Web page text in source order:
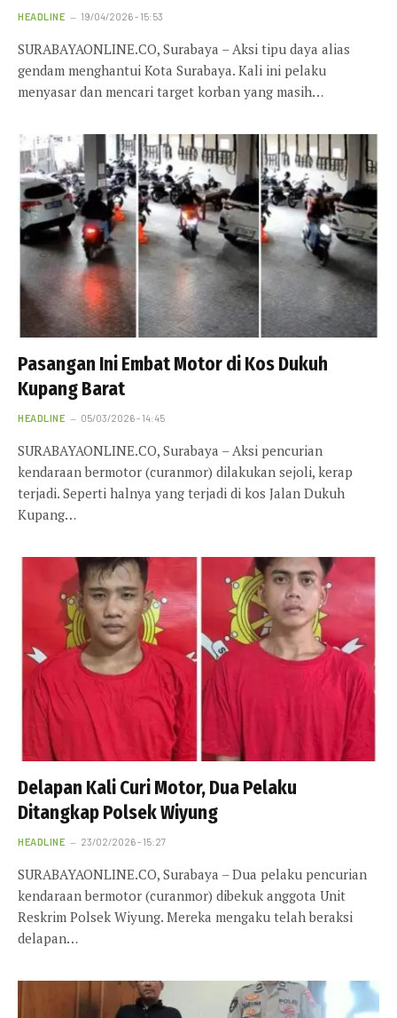
HEADLINE 19/04/2026 - 15:53
SURABAYAONLINE.CO, Surabaya – Aksi tipu daya alias
gendam menghantui Kota Surabaya. Kali ini pelaku
menyasar dan mencari target korban yang masih…
Pasangan Ini Embat Motor di Kos Dukuh
Kupang Barat
HEADLINE 05/03/2026 - 14:45
SURABAYAONLINE.CO, Surabaya – Aksi pencurian
kendaraan bermotor (curanmor) dilakukan sejoli, kerap
terjadi. Seperti halnya yang terjadi di kos Jalan Dukuh
Kupang…
Delapan Kali Curi Motor, Dua Pelaku
Ditangkap Polsek Wiyung
HEADLINE 23/02/2026 - 15:27
SURABAYAONLINE.CO, Surabaya – Dua pelaku pencurian
kendaraan bermotor (curanmor) dibekuk anggota Unit
Reskrim Polsek Wiyung. Mereka mengaku telah beraksi
delapan…